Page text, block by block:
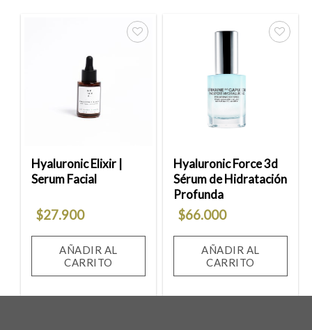
Hyaluronic Elixir |
Serum Facial
$27.900
AÑADIR AL
CARRITO
Hyaluronic Force 3d
Sérum de Hidratación
Profunda
$66.000
AÑADIR AL
CARRITO